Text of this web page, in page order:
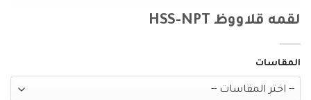
لقمه قلاووظ HSS-NPT
المقاسات